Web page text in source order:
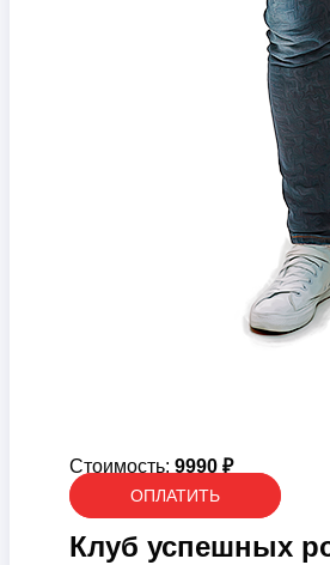
Стоимость: 9990 ₽
ОПЛАТИТЬ
Клуб успешных